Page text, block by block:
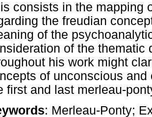
consists in the mapping
the freudian
of the
of the thematic
his work might
of unconscious
first and last merleau-
: Merleau-Ponty;